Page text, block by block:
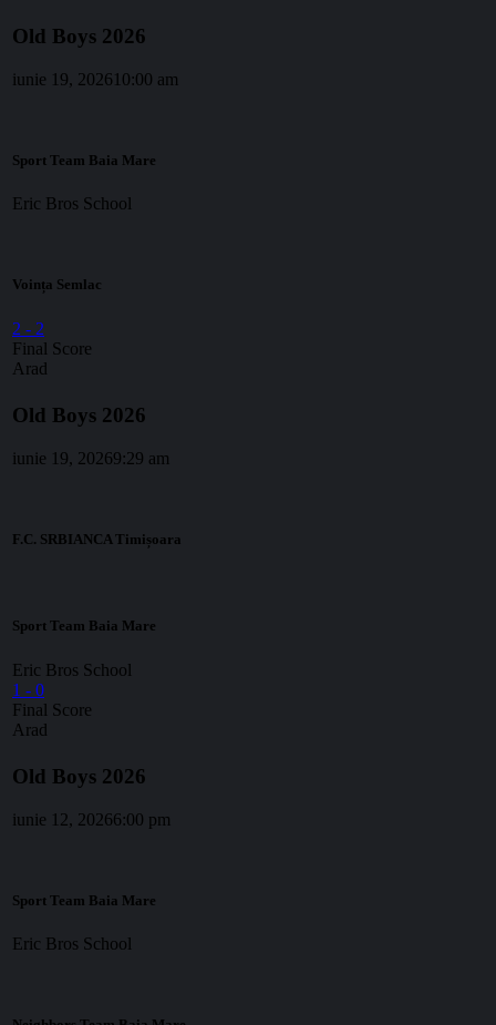
Old Boys 2026
iunie 19, 2026 10:00 am
Sport Team Baia Mare
Eric Bros School
Voința Semlac
2 - 2
Final Score
Arad
Old Boys 2026
iunie 19, 20269:29 am
F.C. SRBIANCA Timișoara
Sport Team Baia Mare
Eric Bros School
1 - 0
Final Score
Arad
Old Boys 2026
iunie 12, 20266:00 pm
Sport Team Baia Mare
Eric Bros School